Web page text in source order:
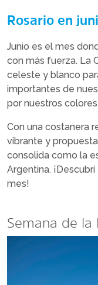
Rosario en
Junio es el mes
con más fuerza. La
celeste y blanco
importantes de
por nuestros colores.
Con una costanera
vibrante y
consolida como la
Argentina.
mes!
Semana de la